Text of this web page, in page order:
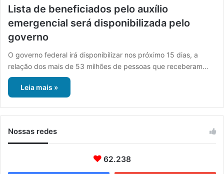
Lista de beneficiados pelo auxílio
emergencial será disponibilizada pelo
governo
O governo federal irá disponibilizar nos próximo 15 dias, a
relação dos mais de 53 milhões de pessoas que receberam…
Leia mais »
Nossas redes
62.238